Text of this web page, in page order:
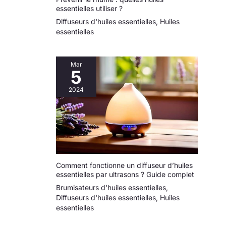
essentielles utiliser ?
Diffuseurs d'huiles essentielles, Huiles
essentielles
Mar
5
2024
Comment fonctionne un diffuseur d’huiles
essentielles par ultrasons ? Guide complet
Brumisateurs d'huiles essentielles,
Diffuseurs d'huiles essentielles, Huiles
essentielles